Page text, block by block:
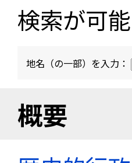
検索が可能
地名（の一部）を入力：
概要